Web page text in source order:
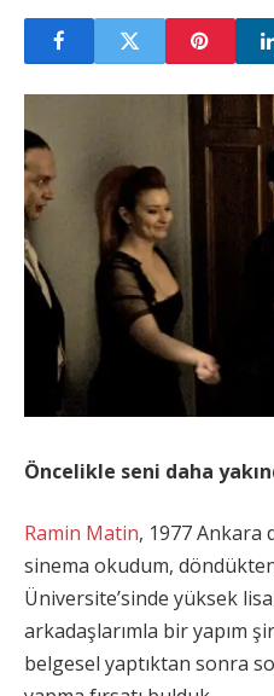
Öncelikle seni daha
Ramin Matin, 1977 Ankara
sinema okudum,
Üniversite’sinde yüksek
arkadaşlarımla bir yapım
belgesel yaptıktan sonra